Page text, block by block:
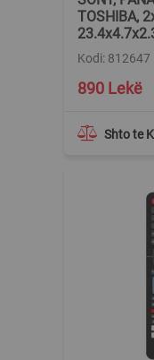
TOSHIBA,
Kodi: 812647
Shto te
890 Lekë